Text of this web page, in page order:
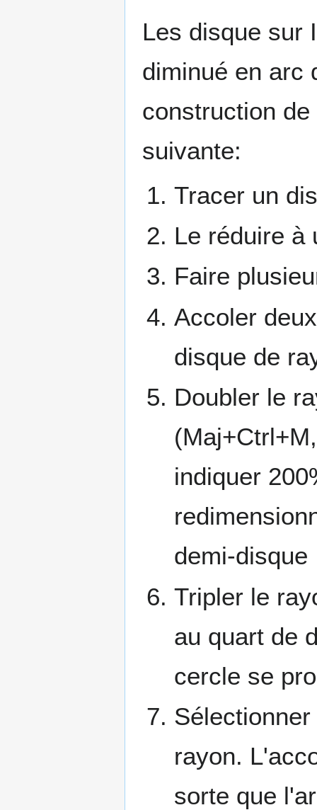
Les disque sur
diminué en arc
construction
suivante:
Tracer un
Le réduire à
Faire
Accoler
disque de
Doubler le
indiquer
demi-disque
Tripler le
au quart de
cercle se
rayon.
sorte que